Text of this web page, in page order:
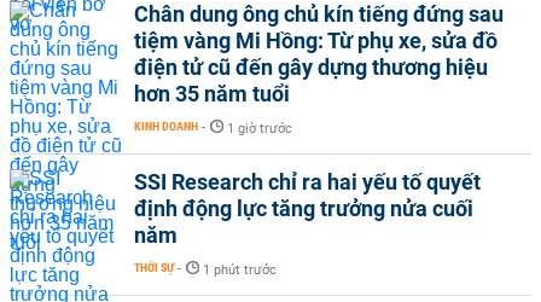
Chân dung ông chủ kín tiếng đứng sau
tiệm vàng Mi Hồng: Từ phụ xe, sửa đồ
điện tử cũ đến gây dựng thương hiệu
hơn 35 năm tuổi
KINH DOANH - 1 giờ trước
SSI Research chỉ ra hai yếu tố quyết
định động lực tăng trưởng nửa cuối
năm
THỜI SỰ - 1 phút trước